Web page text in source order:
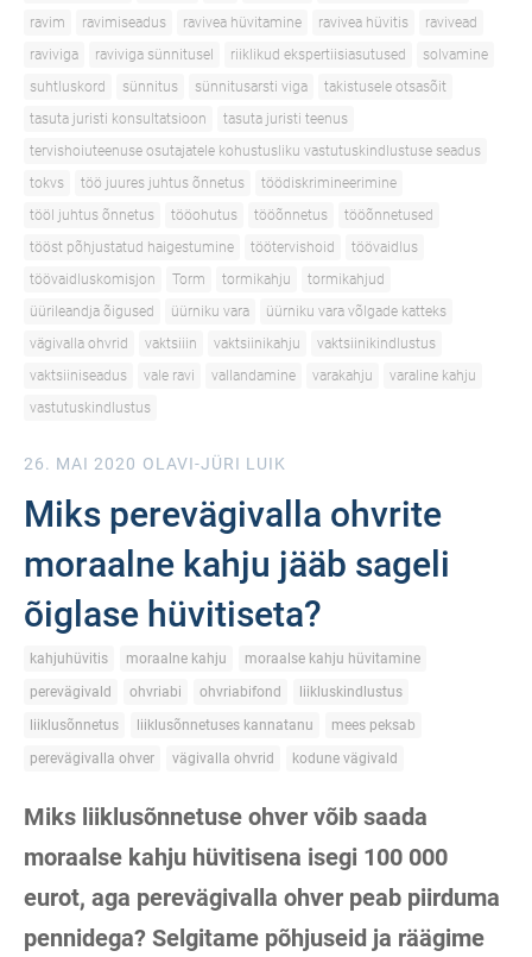
ravim
ravimiseadus ravivea hüvitamine ravivea hüvitis
ravivead
raviviga
raviviga sünnitusel riiklikud ekspertiisiasutused
solvamine
suhtluskord
sünnitus sünnitusarsti viga
takistusele otsasõit
tasuta juristi konsultatsioon
tasuta juristi teenus
tervishoiuteenuse osutajatele kohustusliku vastutuskindlustuse seadus
tokvs
töö juures juhtus õnnetus
töödiskrimineerimine
tööl juhtus õnnetus
tööohutus tööõnnetus
tööõnnetused
tööst põhjustatud haigestumine
töötervishoid
töövaidlus
töövaidluskomisjon
Torm tormikahju
tormikahjud
üürileandja õigused
üürniku vara
üürniku vara võlgade katteks
vägivalla ohvrid
vaktsiiin vaktsiinikahju
vaktsiinikindlustus
vaktsiiniseadus
vale ravi vallandamine varakahju
varaline kahju
vastutuskindlustus
26. MAI 2020 OLAVI-JÜRI LUIK
Miks perevägivalla ohvrite
moraalne kahju jääb sageli
õiglase hüvitiseta?
kahjuhüvitis moraalne kahju
moraalse kahju hüvitamine
perevägivald
ohvriabi ohvriabifond
liikluskindlustus
liiklusõnnetus
liiklusõnnetuses kannatanu
mees peksab
perevägivalla ohver
vägivalla ohvrid kodune vägivald
Miks liiklusõnnetuse ohver võib saada
moraalse kahju hüvitisena isegi 100 000
eurot, aga perevägivalla ohver peab piirduma
pennidega? Selgitame põhjuseid ja räägime